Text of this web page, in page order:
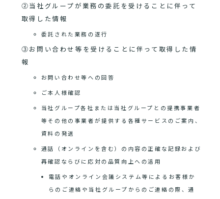
②当社グループが業務の委託を受けることに伴って
取得した情報
委託された業務の遂行
③お問い合わせ等を受けることに伴って取得した情
報
お問い合わせ等への回答
ご本人様確認
当社グループ各社または当社グループとの提携事業者
等その他の事業者が提供する各種サービスのご案内、
資料の発送
通話（オンラインを含む）の内容の正確な記録および
再確認ならびに応対の品質向上への活用
電話やオンライン会議システム等によるお客様か
らのご連絡や当社グループからのご連絡の際、通